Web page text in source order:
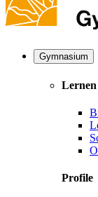
Gymnasium
Lernen
Profile